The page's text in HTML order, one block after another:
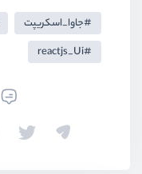
جاوا_اسکریپت
reactjs_Ui